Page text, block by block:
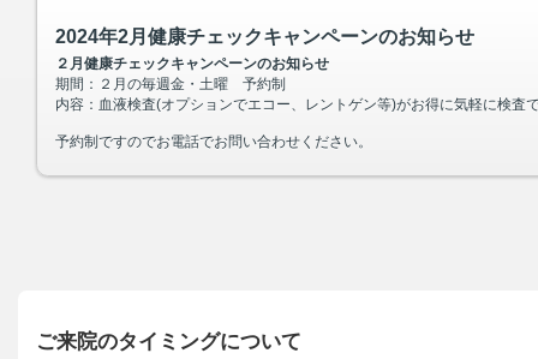
2024年2月健康チェックキャンペーンのお知らせ
２月健康チェックキャンペーンのお知らせ
期間：２月の毎週金・土曜 予約制
内容：血液検査(オプションでエコー、レントゲン等)がお得に気軽に検査
予約制ですのでお電話でお問い合わせください。
ご来院のタイミングについて